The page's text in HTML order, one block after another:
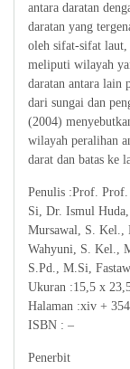
antara daratan
daratan yang
oleh sifat-sifat laut,
meliputi wilayah
daratan antara lain
dari sungai dan
(2004)
wilayah peralihan
darat dan batas ke
Penulis :Prof.
Si, Dr. Ismul
Mursawal, S. Kel.,
Wahyuni, S. Kel.,
S.Pd., M.Si,
Ukuran :15,5 x
Halaman :xiv +
ISBN : –
Penerbit